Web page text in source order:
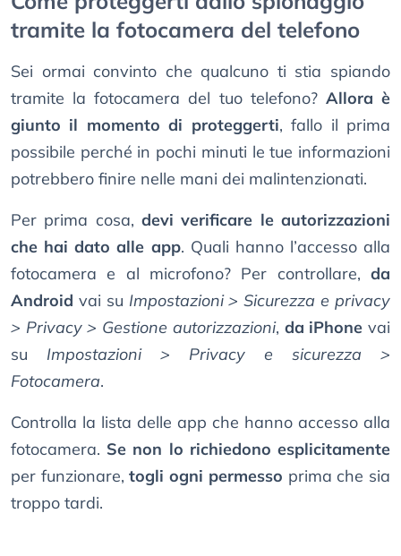
tramite la fotocamera del telefono
Sei ormai convinto che qualcuno ti stia spiando
tramite la fotocamera del tuo telefono? Allora è
giunto il momento di proteggerti, fallo il prima
possibile perché in pochi minuti le tue informazioni
potrebbero finire nelle mani dei malintenzionati.
Per prima cosa, devi verificare le autorizzazioni
che hai dato alle app. Quali hanno l’accesso alla
fotocamera e al microfono? Per controllare, da
Android vai su Impostazioni > Sicurezza e privacy
> Privacy > Gestione autorizzazioni, da iPhone vai
su Impostazioni > Privacy e sicurezza >
Fotocamera.
Controlla la lista delle app che hanno accesso alla
fotocamera. Se non lo richiedono esplicitamente
per funzionare,togli ogni permesso prima che sia
troppo tardi.